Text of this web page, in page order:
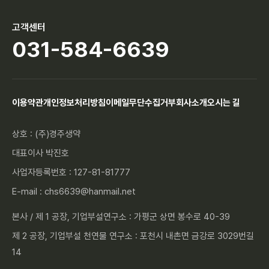
이용약관개인정보처리방침이메일무단수집거부회사소개오시는 길
상호 : (주)경주생약
대표이사 박진호
사업자등록번호 : 127-81-81777
E-mail : chs6639@hanmail.net
본사 / 제 1 공장, 기업부설연구소 : 가평군 상면 봉수로 40-39
제 2 공장, 기업부설 천연물 연구소 : 포천시 내촌면 금강로 3029번길
14
고객센터
031-584-6639